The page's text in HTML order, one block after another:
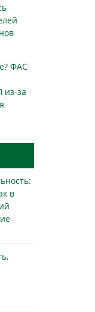
ФАС
из-за
в